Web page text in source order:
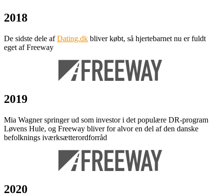
2018
De sidste dele afDating.dk bliver købt, så hjertebarnet nu er fuldt
eget af Freeway
2019
Mia Wagner springer ud som investor i det populære DR-program
Løvens Hule, og Freeway bliver for alvor en del af den danske
befolknings iværksætterordforråd
2020